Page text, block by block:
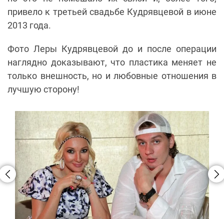
привело к третьей свадьбе Кудрявцевой в июне
2013 года.
Фото Леры Кудрявцевой до и после операции
наглядно доказывают, что пластика меняет не
только внешность, но и любовные отношения в
лучшую сторону!